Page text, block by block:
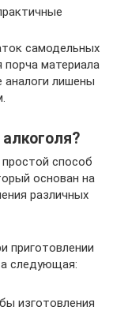
самодельных
материала
аналоги лишены
способ
основан на
различных
приготовлении
следующая:
изготовления